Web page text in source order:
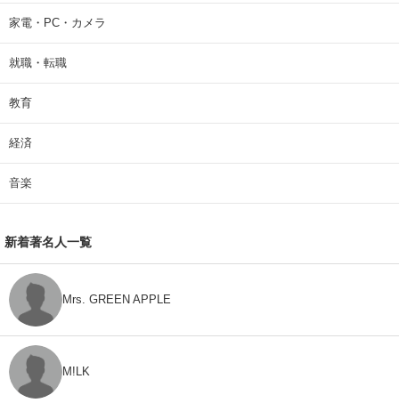
家電・PC・カメラ
就職・転職
教育
経済
音楽
新着著名人一覧
Mrs. GREEN APPLE
M!LK